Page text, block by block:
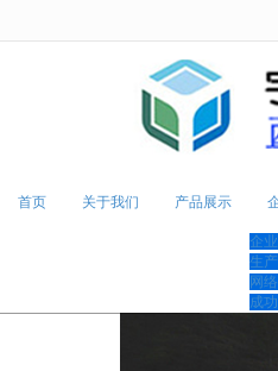
首页 关于我们 产品展示
企
生
网
成